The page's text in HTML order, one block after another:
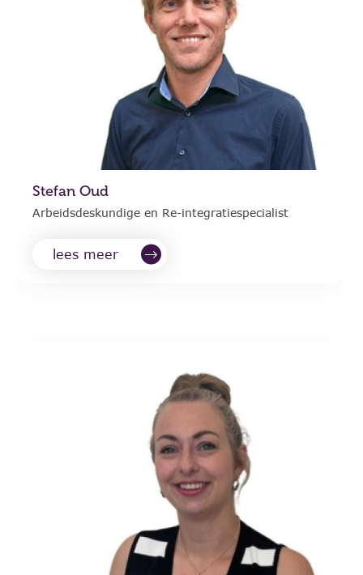
Stefan Oud
Arbeidsdeskundige en Re-integratiespecialist
lees meer